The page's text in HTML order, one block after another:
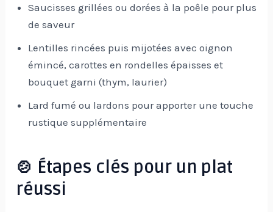
Saucisses grillées ou dorées à la poêle pour plus
de saveur
Lentilles rincées puis mijotées avec oignon
émincé, carottes en rondelles épaisses et
bouquet garni (thym, laurier)
Lard fumé ou lardons pour apporter une touche
rustique supplémentaire
🍲 Étapes clés pour un plat
réussi